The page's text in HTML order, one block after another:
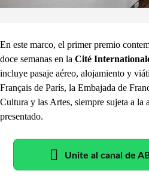
En este marco, el primer premio
doce semanas en la Cité
incluye pasaje aéreo, alojamiento y
Français de París, la Embajada de
Cultura y las Artes, siempre sujeta a
presentado.
Unite al canal de